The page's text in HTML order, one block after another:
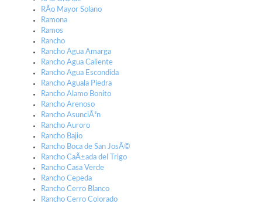
RÃ­o Mayor Solano
Ramona
Ramos
Rancho
Rancho Agua Amarga
Rancho Agua Caliente
Rancho Agua Escondida
Rancho Aguala Piedra
Rancho Alamo Bonito
Rancho Arenoso
Rancho AsunciÃ³n
Rancho Auroro
Rancho Bajio
Rancho Boca de San JosÃ©
Rancho CaÃ±ada del Trigo
Rancho Casa Verde
Rancho Cepeda
Rancho Cerro Blanco
Rancho Cerro Colorado